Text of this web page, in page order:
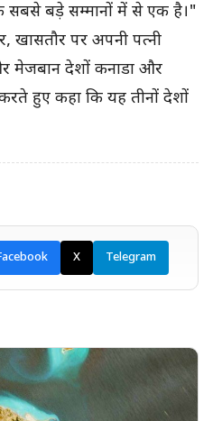
सबसे बड़े सम्मानों में से एक है।"
खासतौर पर अपनी पत्नी
मेजबान देशों कनाडा और
हुए कहा कि यह तीनों देशों
X Telegram